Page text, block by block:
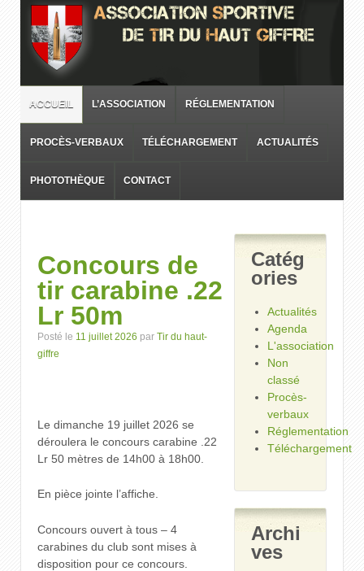
ACCUEIL L’ASSOCIATION RÉGLEMENTATION
PROCÈS-VERBAUX TÉLÉCHARGEMENT ACTUALITÉS
PHOTOTHÈQUE CONTACT
Concours de
tir carabine .22
Lr 50m
Posté le 11 juillet 2026 par Tir du haut-
giffre
Le dimanche 19 juillet 2026 se
déroulera le concours carabine .22
Lr 50 mètres de 14h00 à 18h00.
En pièce jointe l’affiche.
Concours ouvert à tous – 4
carabines du club sont mises à
disposition pour ce concours.
Catég
ories
Actualités
Agenda
L'association
Non
classé
Procès-
verbaux
Réglementation
Téléchargement
Archi
ves